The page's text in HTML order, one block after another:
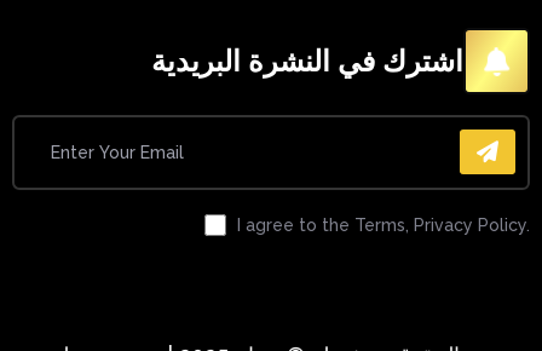
اشترك في النشرة البريدية
I agree to the Terms, Privacy Policy.